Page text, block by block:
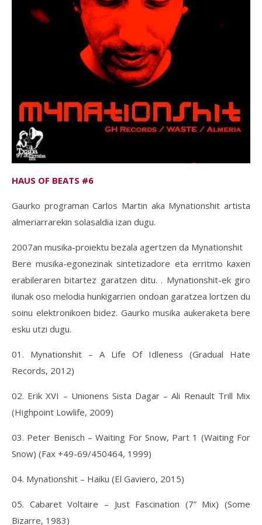
HAUS OF BEATS #6
Gaurko programan Carlos Martin aka Mynationshit artista
almeriarrarekin solasaldia izan dugu.
2007an musika-proiektu bezala agertzen da Mynationshit
Bere musika-egonezinak sintetizadore eta erritmo kaxen
erabileraren bitartez garatzen ditu. . Mynationshit-ek giro
ilunak oso melodia hunkigarrien ondoan garatzea lortzen du
soinu elektronikoen bidez. Gaurko musika aukeraketa bere
esku utzi dugu.
01. Mynationshit – A Life Of Idleness (Gradual Hate
Records, 2012)
02. Erik XVI – Unionens Sista Dagar – Ali Renault Trill Mix
(Highpoint Lowlife, 2009)
03. Peter Benisch – Waiting For Snow, Part 1 (Waiting For
Snow) (Fax +49-69/450464, 1999)
04. Mynationshit – Haiku (El Gaviero, 2015)
05. Cabaret Voltaire – Just Fascination (7” Mix) (Some
Bizarre, 1983)